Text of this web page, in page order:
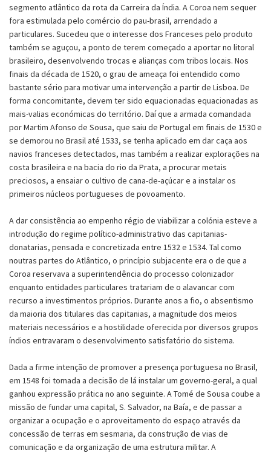
segmento atlântico da rota da Carreira da Índia. A Coroa nem sequer
fora estimulada pelo comércio do pau-brasil, arrendado a
particulares. Sucedeu que o interesse dos Franceses pelo produto
também se aguçou, a ponto de terem começado a aportar no litoral
brasileiro, desenvolvendo trocas e alianças com tribos locais. Nos
finais da década de 1520, o grau de ameaça foi entendido como
bastante sério para motivar uma intervenção a partir de Lisboa. De
forma concomitante, devem ter sido equacionadas equacionadas as
mais-valias económicas do território. Daí que a armada comandada
por Martim Afonso de Sousa, que saiu de Portugal em finais de 1530 e
se demorou no Brasil até 1533, se tenha aplicado em dar caça aos
navios franceses detectados, mas também a realizar explorações na
costa brasileira e na bacia do rio da Prata, a procurar metais
preciosos, a ensaiar o cultivo de cana-de-açúcar e a instalar os
primeiros núcleos portugueses de povoamento.
A dar consistência ao empenho régio de viabilizar a colónia esteve a
introdução do regime político-administrativo das capitanias-
donatarias, pensada e concretizada entre 1532 e 1534. Tal como
noutras partes do Atlântico, o princípio subjacente era o de que a
Coroa reservava a superintendência do processo colonizador
enquanto entidades particulares tratariam de o alavancar com
recurso a investimentos próprios. Durante anos a fio, o absentismo
da maioria dos titulares das capitanias, a magnitude dos meios
materiais necessários e a hostilidade oferecida por diversos grupos
índios entravaram o desenvolvimento satisfatório do sistema.
Dada a firme intenção de promover a presença portuguesa no Brasil,
em 1548 foi tomada a decisão de lá instalar um governo-geral, a qual
ganhou expressão prática no ano seguinte. A Tomé de Sousa coube a
missão de fundar uma capital, S. Salvador, na Baía, e de passar a
organizar a ocupação e o aproveitamento do espaço através da
concessão de terras em sesmaria, da construção de vias de
comunicação e da organização de uma estrutura militar. A